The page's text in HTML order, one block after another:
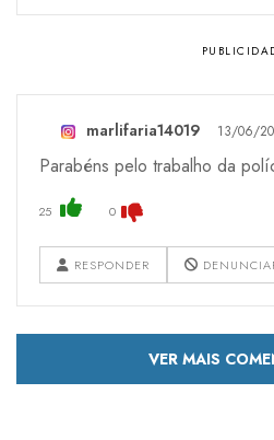
marlifaria14019 13/06/
Parabéns pelo trabalho da
25 0
RESPONDER
VER MAIS